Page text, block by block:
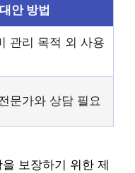
안 방법
관리 목적 외 사용
문가와 상담 필요
보장하기 위한 제